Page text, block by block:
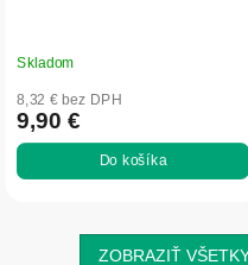
Skladom
8,32 € bez DPH
9,90 €
Do košíka
ZOBRAZIŤ